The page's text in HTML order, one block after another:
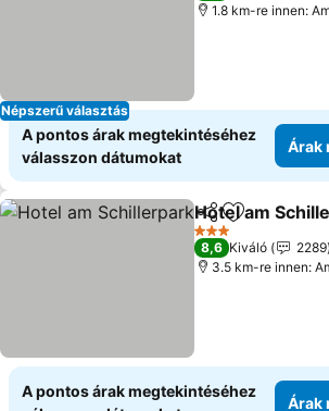
Népszerű választás
1.8 km-re innen:
A pontos árak megtekintéséhez
válasszon dátumokat
Árak
Megosztás
Hozzáadás
Hotel am
3 Kategória
8,6 Kiváló
2289
3.5 km-re innen:
A pontos árak megtekintéséhez
Árak